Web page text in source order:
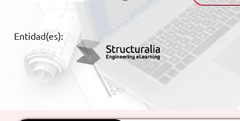
EDUCATIVOS
ARTÍCULOS
Entidad(es):